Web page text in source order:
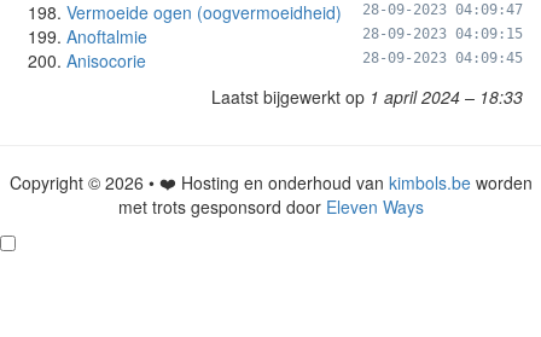
Vermoeide ogen (oogvermoeidheid) 28-09-2023 04:09:47
Anoftalmie 28-09-2023 04:09:15
Anisocorie 28-09-2023 04:09:45
Laatst bijgewerkt op 1 april 2024 – 18:33
Copyright © 2026 • ❤️ Hosting en onderhoud van kimbols.beworden
met trots gesponsord door Eleven Ways